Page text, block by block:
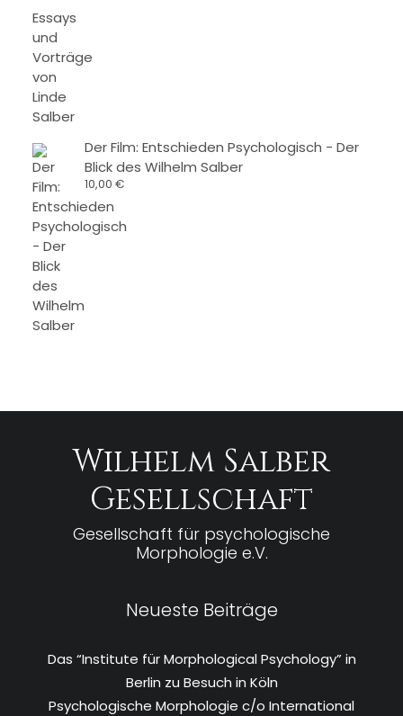
Der Film: Entschieden Psychologisch - Der
Blick des Wilhelm Salber
10,00 €
Wilhelm Salber
Gesellschaft
Gesellschaft für psychologische
Morphologie e.V.
Neueste Beiträge
Das “Institute für Morphological Psychology” in
Berlin zu Besuch in Köln
Psychologische Morphologie c/o International